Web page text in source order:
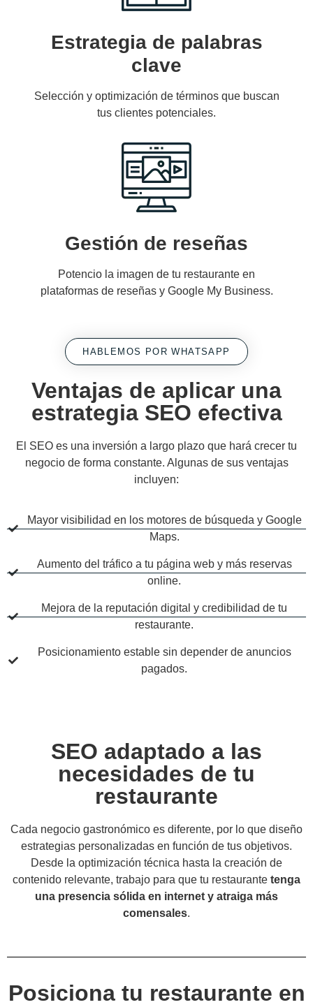
Estrategia de palabras
clave
Selección y optimización de términos que buscan
tus clientes potenciales.
Gestión de reseñas
Potencio la imagen de tu restaurante en
plataformas de reseñas y Google My Business.
HABLEMOS POR WHATSAPP
Ventajas de aplicar una
estrategia SEO efectiva
El SEO es una inversión a largo plazo que hará crecer tu
negocio de forma constante. Algunas de sus ventajas
incluyen:
Mayor visibilidad en los motores de búsqueda y Google
Maps.
Aumento del tráfico a tu página web y más reservas
online.
Mejora de la reputación digital y credibilidad de tu
restaurante.
Posicionamiento estable sin depender de anuncios
pagados.
SEO adaptado a las
necesidades de tu
restaurante
Cada negocio gastronómico es diferente, por lo que diseño
estrategias personalizadas en función de tus objetivos.
Desde la optimización técnica hasta la creación de
contenido relevante, trabajo para que tu restaurante tenga
una presencia sólida en internet y atraiga más
comensales.
Posiciona tu restaurante en